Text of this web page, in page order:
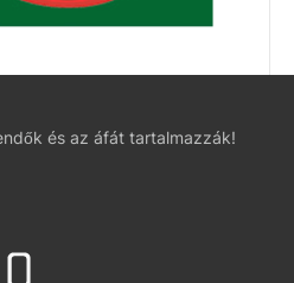
és az áfát tartalmazzák!